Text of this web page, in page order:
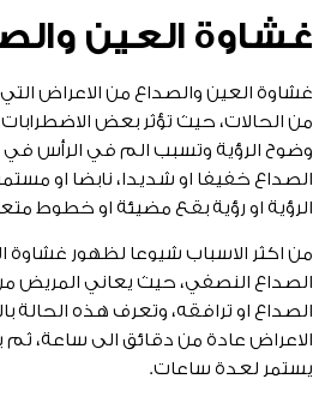
غشاوة العين
غشاوة العين والصداع من الاعراض
من الحالات، حيث تؤثر بعض
وضوح الرؤية وتسبب الم في الرأس
الصداع خفيفا او شديدا، نابضا او
الرؤية او رؤية بقع مضيئة او خطوط
من اكثر الاسباب شيوعا لظهور غشاوة
الصداع النصفي، حيث يعاني المريض
الصداع او ترافقه، وتعرف هذه الحالة
الاعراض عادة من دقائق الى ساعة، ثم
يستمر لعدة ساعات.